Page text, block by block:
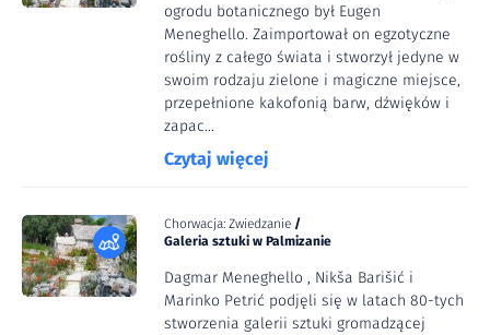
ogrodu botanicznego był Eugen
Meneghello. Zaimportował on egzotyczne
rośliny z całego świata i stworzył jedyne w
swoim rodzaju zielone i magiczne miejsce,
przepełnione kakofonią barw, dźwięków i
zapac...
Czytaj więcej
Chorwacja: Zwiedzanie /
Galeria sztuki w Palmizanie
Dagmar Meneghello , Nikša Barišić i
Marinko Petrić podjęli się w latach 80-tych
stworzenia galerii sztuki gromadzącej